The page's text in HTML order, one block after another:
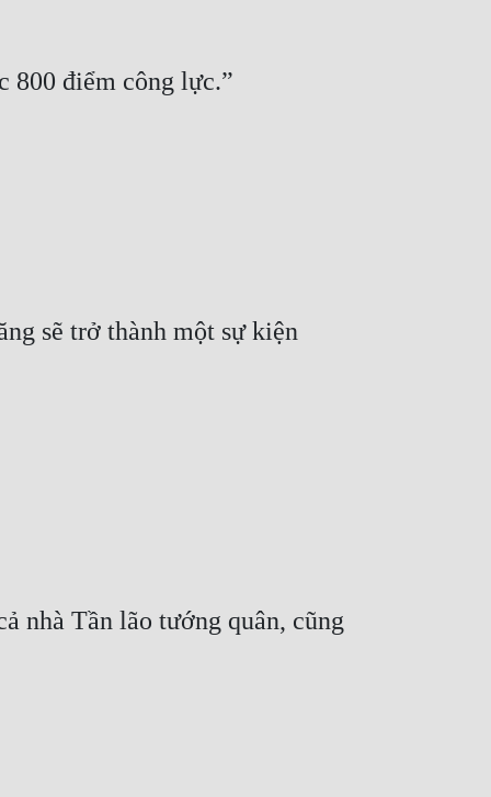
800 điểm công lực.”
sẽ trở thành một sự kiện
nhà Tần lão tướng quân, cũng